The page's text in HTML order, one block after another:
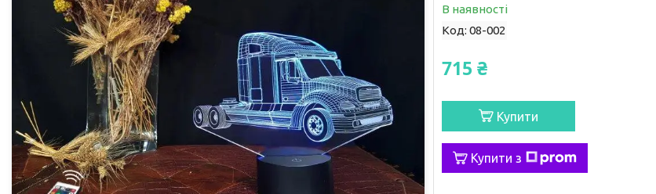
В наявності
Код: 08-002
715 ₴
Купити
Купити з